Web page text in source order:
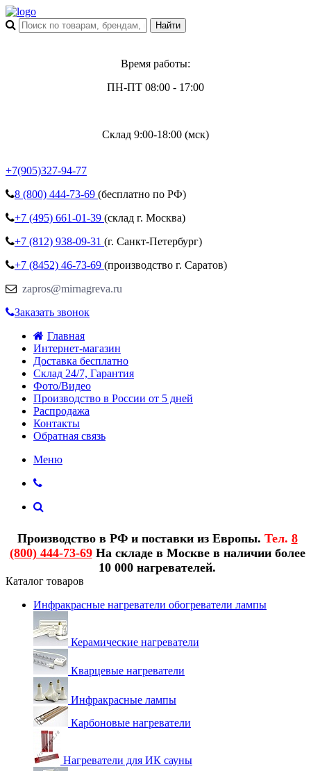
Время работы:
ПН-ПТ 08:00 - 17:00
Склад 9:00-18:00 (мск)
+7(905)327-94-77
8 (800) 444-73-69 (бесплатно по РФ)
+7 (495) 661-01-39 (склад г. Москва)
+7 (812) 938-09-31 (г. Санкт-Петербург)
+7 (8452) 46-73-69 (производство г. Саратов)
zapros@mirnagreva.ru
Заказать звонок
Главная
Интернет-магазин
Доставка бесплатно
Склад 24/7, Гарантия
Фото/Видео
Производство в России от 5 дней
Распродажа
Контакты
Обратная связь
Меню
Производство в РФ и поставки из Европы. Тел. 8
(800) 444-73-69На складе в Москве в наличии более
10 000 нагревателей.
Каталог товаров
Инфракрасные нагреватели обогреватели лампы
Керамические нагреватели
Кварцевые нагреватели
Инфракрасные лампы
Карбоновые нагреватели
Нагреватели для ИК сауны